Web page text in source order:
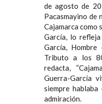
de agosto de
Pacasmayino de
Cajamarca como
García, lo
García,
Tributo a los
redacta,
Guerra-García
siempre
admiración.